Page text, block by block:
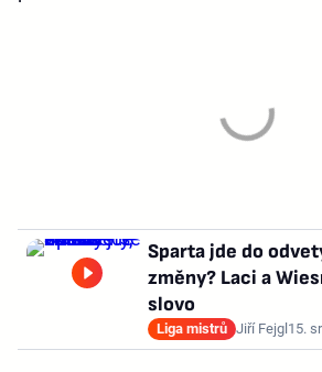
Sparta jde do
změny? Laci a
slovo
Liga mistrů Jiří Fejgl 15.